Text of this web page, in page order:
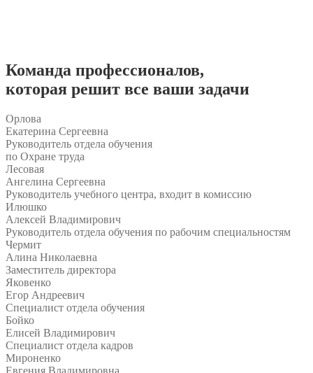
Команда профессионалов,
которая решит все ваши задачи
Орлова
Екатерина Сергеевна
Руководитель отдела обучения
по Охране труда
Лесовая
Ангелина Сергеевна
Руководитель учебного центра, входит в комиссию
Илюшко
Алексей Владимирович
Руководитель отдела обучения по рабочим специальностям
Чермит
Алина Николаевна
Заместитель директора
Яковенко
Егор Андреевич
Специалист отдела обучения
Бойко
Елисей Владимирович
Специалист отдела кадров
Мироненко
Евгения Владимировна